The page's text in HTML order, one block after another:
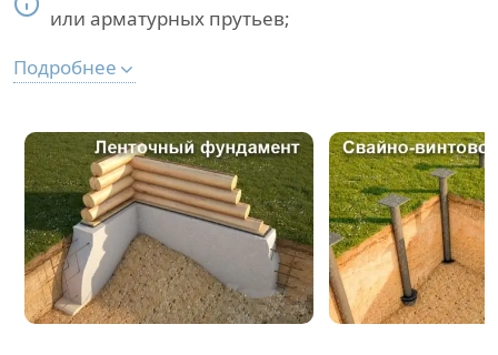
или арматурных прутьев;
Подробнее